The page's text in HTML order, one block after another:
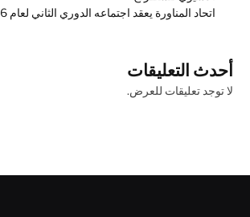
اتحاد المناورة يعقد اجتماعه الدوري الثاني لعام 2026
أحدث التعليقات
لا توجد تعليقات للعرض.